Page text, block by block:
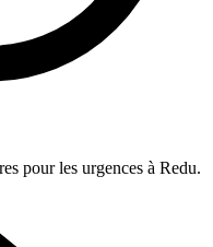
pour les urgences à Redu.